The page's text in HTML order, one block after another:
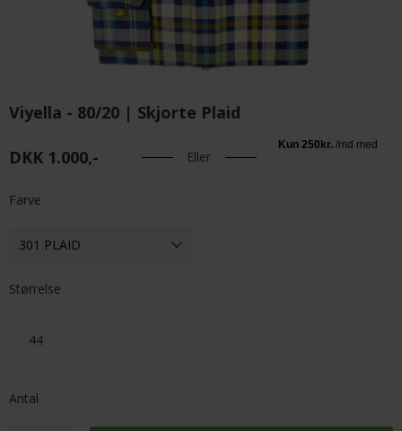
Viyella - 80/20 | Skjorte Plaid
DKK 1.000,- Eller
Farve
Størrelse
44
Antal